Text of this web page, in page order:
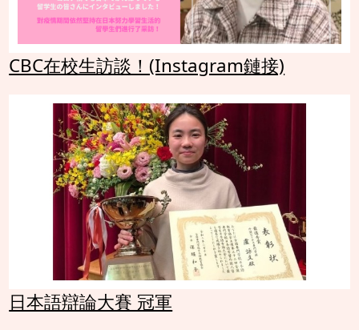
CBC在校生訪談！(Instagram鏈接)
日本語辯論大賽 冠軍